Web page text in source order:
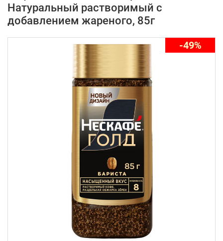
Натуральный растворимый с
добавлением жареного, 85г
-49%